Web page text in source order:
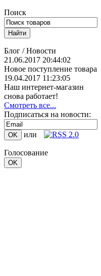
Поиск
Блог / Новости
21.06.2017 20:44:02
Новое поступление товара
19.04.2017 11:23:05
Наш интернет-магазин
снова работает!
Смотреть все...
Подписаться на новости:
или
Голосование